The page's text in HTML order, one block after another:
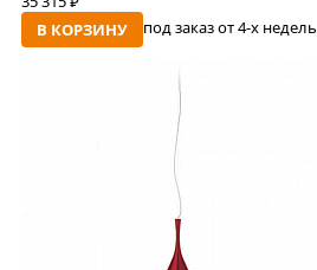
В КОРЗИНУ под заказ от 4-x недель